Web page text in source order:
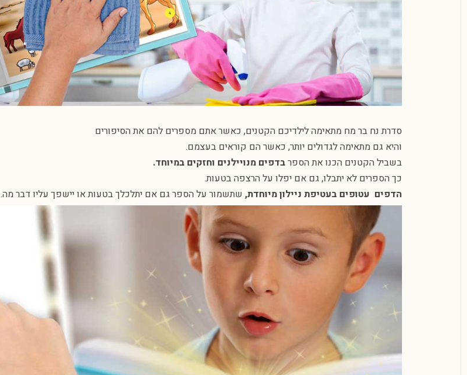
סדרת נח בר מח מתאימה לילדיכם הקטנים, כאשר אתם מספרים להם את הסיפורים
והיא גם מתאימה לגדולים יותר, כאשר הם קוראים בעצמם.
בשביל הקטנים הכנו את הספרבדפים מנויילנים וחזקים במיוחד.
כך הספרים לא יתבלו, גם אם יפלו על הרצפה בטעות.
הדפים עטופים בעטיפת ניילון מיוחדת, שתשמור על הספר גם אם יתלכלך בטעות או יישפך עליו דבר מה.